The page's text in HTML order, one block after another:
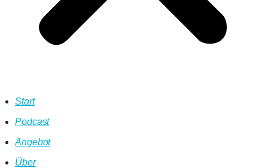
Start
Podcast
Angebot
Über